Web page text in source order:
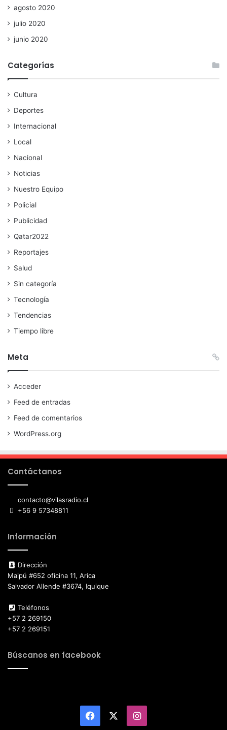
agosto 2020
julio 2020
junio 2020
Categorías
Cultura
Deportes
Internacional
Local
Nacional
Noticias
Nuestro Equipo
Policial
Publicidad
Qatar2022
Reportajes
Salud
Sin categoría
Tecnología
Tendencias
Tiempo libre
Meta
Acceder
Feed de entradas
Feed de comentarios
WordPress.org
Contáctanos
contacto@vilasradio.cl
+56 9 57348811
Información
Dirección
Maipú #652 oficina 11, Arica
Salvador Allende #3674, Iquique
Teléfonos
+57 2 269150
+57 2 269151
Búscanos en facebook
Facebook Instagram